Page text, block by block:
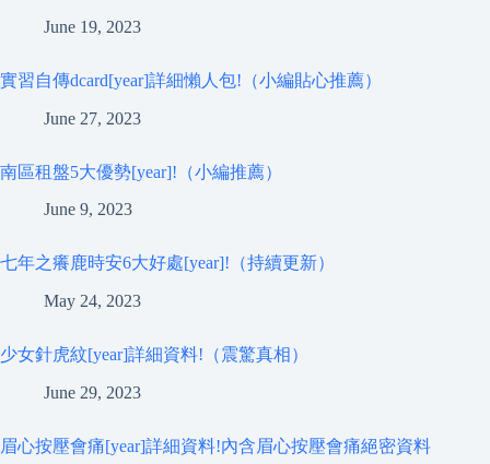
June 19, 2023
實習自傳dcard[year]詳細懶人包!（小編貼心推薦）
June 27, 2023
南區租盤5大優勢[year]!（小編推薦）
June 9, 2023
七年之癢鹿時安6大好處[year]!（持續更新）
May 24, 2023
少女針虎紋[year]詳細資料!（震驚真相）
June 29, 2023
眉心按壓會痛[year]詳細資料!內含眉心按壓會痛絕密資料